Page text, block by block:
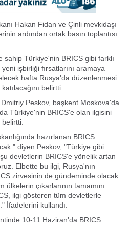
Hakan Fidan ve Çinli mevkidaşı
ardından ortak basın toplantısı
sahip Türkiye'nin BRICS gibi farklı
işbirliği fırsatlarını aramaya
hafta Rusya'da düzenlenmesi
belirtti.
Peskov, başkent Moskova'da
Türkiye'nin BRICS'e olan ilgisini
belirtti.
hazırlanan BRICS
diyen Peskov, "Türkiye gibi
devletlerin BRICS'e yönelik artan
Elbette bu ilgi, Rusya'nın
zirvesinin de gündeminde olacak.
çıkarlarının tamamını
ilgi gösteren tüm devletlerle
İfadelerini kullandı.
10-11 Haziran'da BRICS